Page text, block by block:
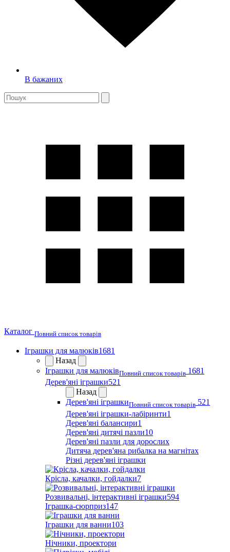
В бажаних
Каталог Повний список товарів
Іграшки для малюків1681
Назад
Іграшки для малюківПовний список товарів 1681
Дерев'яні іграшки521
Назад
Дерев'яні іграшкиПовний список товарів 521
Дерев'яні іграшки-лабіринти1
Дерев'яні балансири1
Дерев'яні дитячі пазли10
Дерев'яні пазли для дорослих
Дитяча дерев'яна рибалка на магнітах
Різні дерев'яні іграшки
Крісла, качалки, гойдалки7
Розвивальні, інтерактивні іграшки594
Іграшка-сюрприз147
Іграшки для ванни103
Нічники, проектори